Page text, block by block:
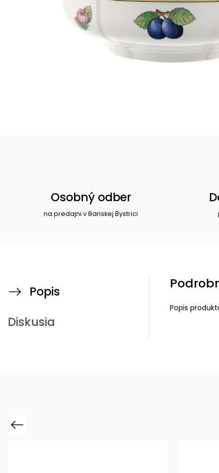
Osobný odber
na predajni v Banskej Bystrici
Popis
Diskusia
Popis
Previous